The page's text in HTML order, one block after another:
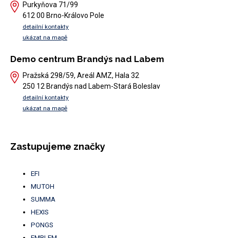
Purkyňova 71/99
612 00 Brno-Královo Pole
detailní kontakty
ukázat na mapě
Demo centrum Brandýs nad Labem
Pražská 298/59, Areál AMZ, Hala 32
250 12 Brandýs nad Labem-Stará Boleslav
detailní kontakty
ukázat na mapě
Zastupujeme značky
EFI
MUTOH
SUMMA
HEXIS
PONGS